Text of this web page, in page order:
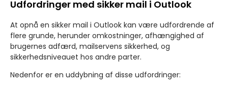
Udfordringer med sikker mail i Outlook
At opnå en sikker mail i Outlook kan være udfordrende af
flere grunde, herunder omkostninger, afhængighed af
brugernes adfærd, mailservens sikkerhed, og
sikkerhedsniveauet hos andre parter.
Nedenfor er en uddybning af disse udfordringer: